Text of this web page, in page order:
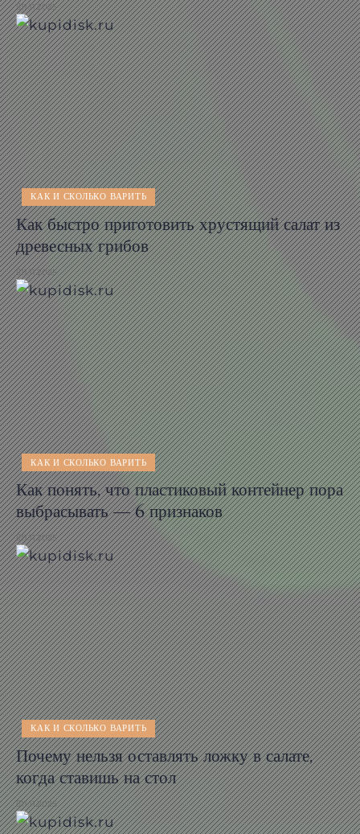
11.11.2025
КАК И СКОЛЬКО ВАРИТЬ
Как быстро приготовить хрустящий салат из
древесных грибов
11.11.2025
КАК И СКОЛЬКО ВАРИТЬ
Как понять, что пластиковый контейнер пора
выбрасывать — 6 признаков
11.11.2025
КАК И СКОЛЬКО ВАРИТЬ
Почему нельзя оставлять ложку в салате,
когда ставишь на стол
11.11.2025